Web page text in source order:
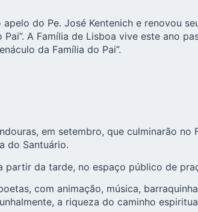
do Pe. José Kentenich e renovou
A Família de Lisboa vive este ano
da Família do Pai”.
em setembro, que culminarão
do Santuário.
da tarde, no espaço público de
com animação, música,
a riqueza do caminho